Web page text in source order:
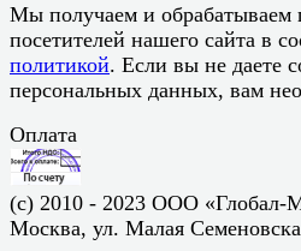
Мы получаем и обрабатываем
посетителей нашего сайта в
политикой. Если вы не даете
персональных данных, вам
Оплата
(c) 2010 - 2023 ООО «Глобал-
Москва, ул. Малая